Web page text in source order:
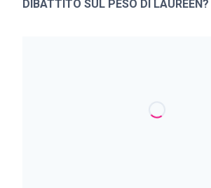
DIBATTITO SUL PESO DI LAUREEN?